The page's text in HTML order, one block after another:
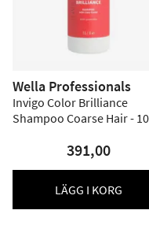
Wella Professionals
Invigo Color Brilliance
Shampoo Coarse Hair -
391,00
LÄGG I KORG